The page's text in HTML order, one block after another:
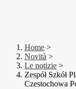
Home >
Novità >
Le notizie >
Zespół Szkół
Czestochowa